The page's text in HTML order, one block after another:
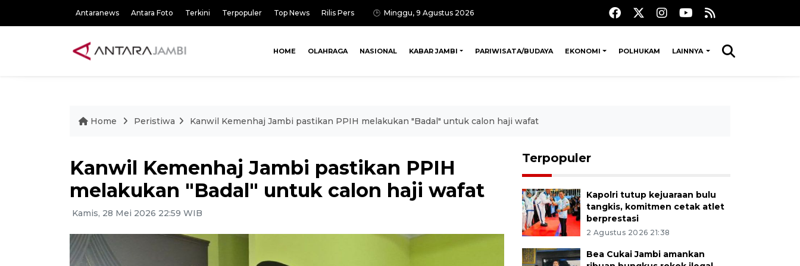
Antaranews Antara Foto Terkini Terpopuler Top News Rilis Pers Minggu, 9 Agustus 2026
HOME OLAHRAGA NASIONAL KABAR JAMBI PARIWISATA/BUDAYA EKONOMI POLHUKAM LAINNYA
Home Peristiwa Kanwil Kemenhaj Jambi pastikan PPIH melakukan "Badal" untuk calon haji wafat
Kanwil Kemenhaj Jambi pastikan PPIH
melakukan "Badal" untuk calon haji wafat
Kamis, 28 Mei 2026 22:59 WIB
Terpopuler
Kapolri tutup kejuaraan bulu
tangkis, komitmen cetak atlet
berprestasi
2 Agustus 2026 21:38
Bea Cukai Jambi amankan